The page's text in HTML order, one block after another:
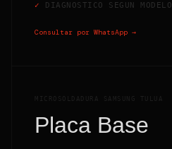
DIAGNOSTICO SEGUN MODELO
Consultar por WhatsApp →
MICROSOLDADURA SAMSUNG TULUA
Placa Base